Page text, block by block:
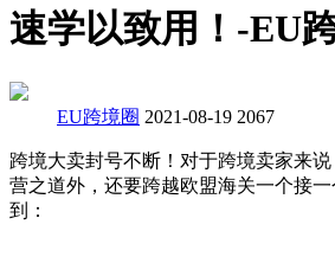
速学以致用！-EU
EU跨境圈 2021-08-19 2067
跨境大卖封号不断！对于跨境卖家来
营之道外，还要跨越欧盟海关一个接
到：